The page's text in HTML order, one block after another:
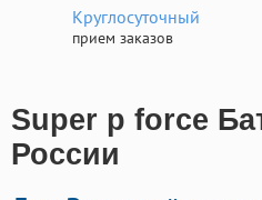
Круглосуточный
прием заказов
Super p force
России